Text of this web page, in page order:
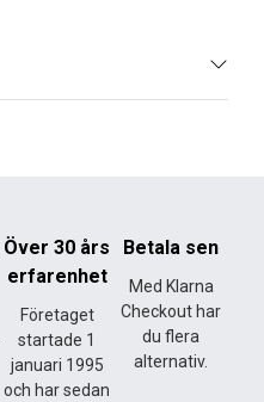
Över 30 års
erfarenhet
Företaget
startade 1
januari 1995
och har sedan
Betala sen
Med Klarna
Checkout har
du flera
alternativ.